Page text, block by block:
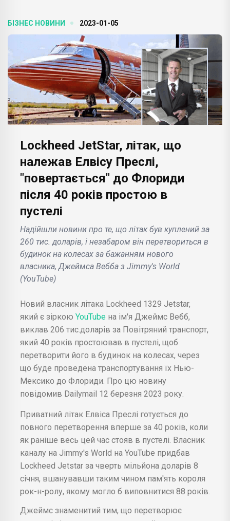
БІЗНЕС НОВИНИ 2023-01-05
Lockheed JetStar, літак, що
належав Елвісу Преслі,
"повертається" до Флориди
після 40 років простою в
пустелі
Надійшли новини про те, що літак був куплений за
260 тис. доларів, і незабаром він перетвориться в
будинок на колесах за бажанням нового
власника, Джеймса Вебба з Jimmy's World
(YouTube)
Новий власник літака Lockheed 1329 Jetstar,
який є зіркою YouTube на ім'я Джеймс Вебб,
виклав 206 тис.доларів за Повітряний транспорт,
який 40 років простоював в пустелі, щоб
перетворити його в будинок на колесах, через
що буде проведена транспортування їх Нью-
Мексико до Флориди. Про цю новину
повідомив Dailymail 12 березня 2023 року.
Приватний літак Елвіса Преслі готується до
повного перетворення вперше за 40 років, коли
як раніше весь цей час стояв в пустелі. Власник
каналу на Jimmy's World на YouTube придбав
Lockheed Jetstar за чверть мільйона доларів 8
січня, вшанувавши таким чином пам'ять короля
рок-н-ролу, якому могло б виповнитися 88 років.
Джеймс знаменитий тим, що перетворює